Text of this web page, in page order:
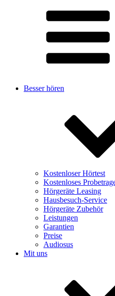
Besser hören
Kostenloser Hörtest
Kostenloses
Hörgeräte Leasing
Hausbesuch-Service
Hörgeräte Zubehör
Leistungen
Garantien
Preise
Audiosus
Mit uns